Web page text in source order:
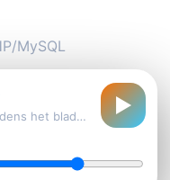
MySQL
De speler blijft zichtbaar tijdens het bladeren ▶